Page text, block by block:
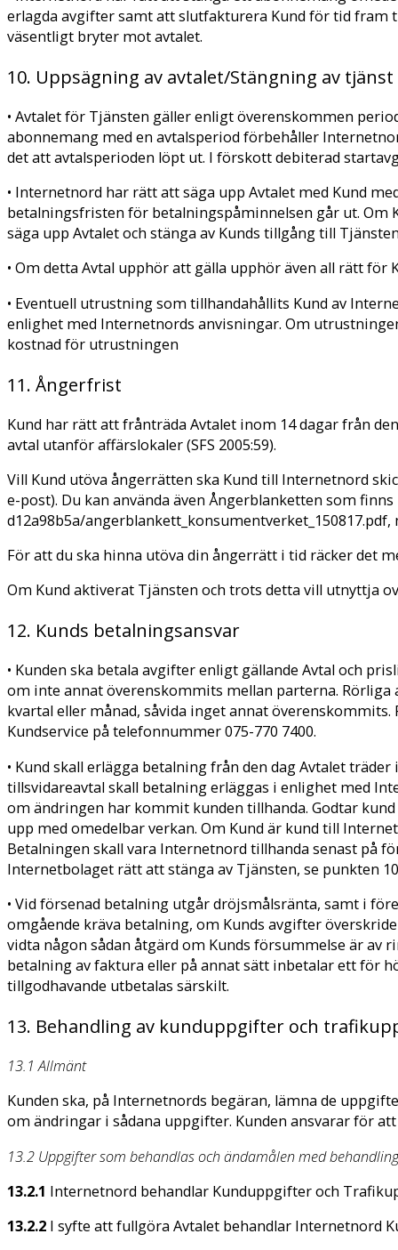
erlagda avgifter samt att slutfakturera Kund för tid
väsentligt bryter mot avtalet.
10. Uppsägning av avtalet/Stängning av tjänst
• Avtalet för Tjänsten gäller enligt överenskommen
abonnemang med en avtalsperiod förbehåller
det att avtalsperioden löpt ut. I förskott debiterad
• Internetnord har rätt att säga upp Avtalet med Kund
betalningsfristen för betalningspåminnelsen går ut.
säga upp Avtalet och stänga av Kunds tillgång till
• Om detta Avtal upphör att gälla upphör även all rätt för
• Eventuell utrustning som tillhandahållits Kund av
enlighet med Internetnords anvisningar. Om
kostnad för utrustningen
11. Ångerfrist
Kund har rätt att frånträda Avtalet inom 14 dagar från
avtal utanför affärslokaler (SFS 2005:59).
Vill Kund utöva ångerrätten ska Kund till Internetnord
e-post). Du kan använda även Ångerblanketten som
d12a98b5a/
För att du ska hinna utöva din ångerrätt i tid räcker det
Om Kund aktiverat Tjänsten och trots detta vill utnyttja
12. Kunds betalningsansvar
• Kunden ska betala avgifter enligt gällande Avtal och
om inte annat överenskommits mellan parterna.
kvartal eller månad, såvida inget annat
Kundservice på telefonnummer 075-770 7400.
• Kund skall erlägga betalning från den dag Avtalet
tillsvidareavtal skall betalning erläggas i enlighet med
om ändringen har kommit kunden tillhanda. Godtar
upp med omedelbar verkan. Om Kund är kund till
Betalningen skall vara Internetnord tillhanda senast på
Internetbolaget rätt att stänga av Tjänsten, se punkten
• Vid försenad betalning utgår dröjsmålsränta, samt i
omgående kräva betalning, om Kunds avgifter
vidta någon sådan åtgärd om Kunds försummelse är av
betalning av faktura eller på annat sätt inbetalar ett för
tillgodhavande utbetalas särskilt.
13. Behandling av kunduppgifter och
13.1 Allmänt
Kunden ska, på Internetnords begäran, lämna de
om ändringar i sådana uppgifter. Kunden ansvarar för
13.2 Uppgifter som behandlas och ändamålen med
13.2.1 Internetnord behandlar Kunduppgifter och
13.2.2 I syfte att fullgöra Avtalet behandlar Internetnord